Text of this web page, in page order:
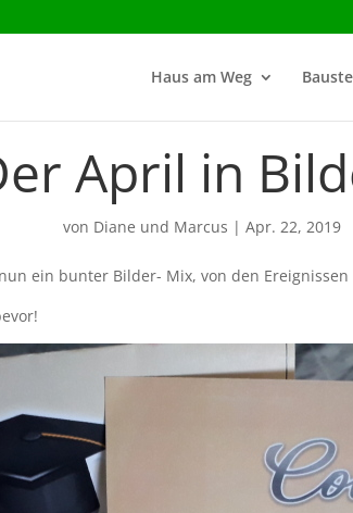
Haus am Weg
April in
von Diane und Marcus | Apr. 22, 2019
ein bunter Bilder- Mix, von den